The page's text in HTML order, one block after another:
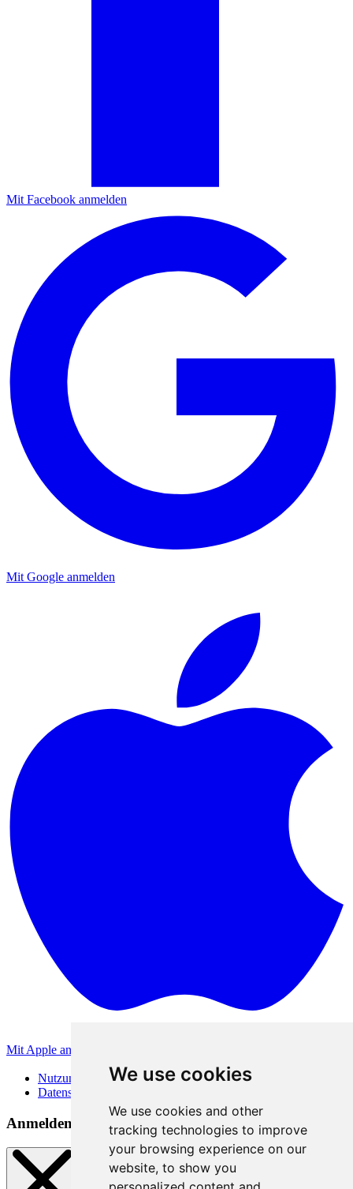
We use cookies
We use cookies and other
tracking technologies to improve
your browsing experience on our
website, to show you
Mit Facebook anmelden
Mit Google anmelden
Mit Apple anmelden
Nutzungsbedingungen
Datenschutzerklärung
Anmeldemethoden